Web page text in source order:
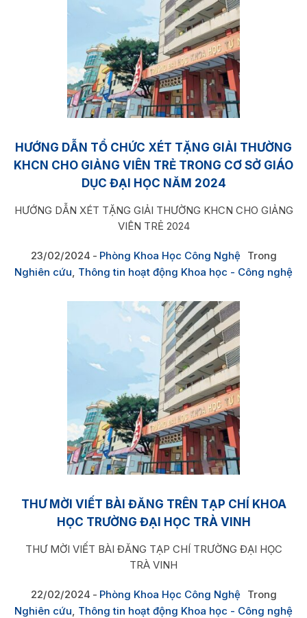
HƯỚNG DẪN TỔ CHỨC XÉT TẶNG GIẢI THƯỜNG
KHCN CHO GIẢNG VIÊN TRẺ TRONG CƠ SỞ GIÁO
DỤC ĐẠI HỌC NĂM 2024
HƯỚNG DẪN XÉT TẶNG GIẢI THƯỜNG KHCN CHO GIẢNG
VIÊN TRẺ 2024
23/02/2024 Phòng Khoa Học Công Nghệ
Trong
Nghiên cứu Thông tin hoạt động Khoa học - Công nghệ
THƯ MỜI VIẾT BÀI ĐĂNG TRÊN TẠP CHÍ KHOA
HỌC TRƯỜNG ĐẠI HỌC TRÀ VINH
THƯ MỜI VIẾT BÀI ĐĂNG TẠP CHÍ TRƯỜNG ĐẠI HỌC
TRÀ VINH
22/02/2024 Phòng Khoa Học Công Nghệ
Trong
Nghiên cứu Thông tin hoạt động Khoa học - Công nghệ